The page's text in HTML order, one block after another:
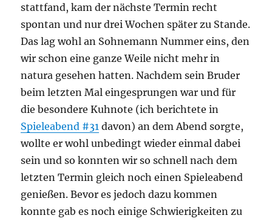
stattfand, kam der nächste Termin recht
spontan und nur drei Wochen später zu Stande.
Das lag wohl an Sohnemann Nummer eins, den
wir schon eine ganze Weile nicht mehr in
natura gesehen hatten. Nachdem sein Bruder
beim letzten Mal eingesprungen war und für
die besondere Kuhnote (ich berichtete in
Spieleabend #31 davon) an dem Abend sorgte,
wollte er wohl unbedingt wieder einmal dabei
sein und so konnten wir so schnell nach dem
letzten Termin gleich noch einen Spieleabend
genießen. Bevor es jedoch dazu kommen
konnte gab es noch einige Schwierigkeiten zu